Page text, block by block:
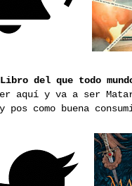
Libro del que todo
aquí y va a ser
pos como buena